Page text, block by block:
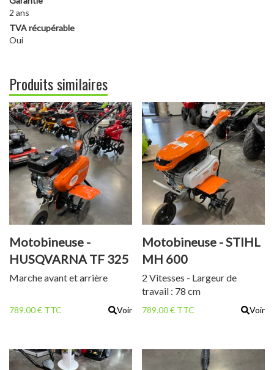
2 ans
TVA récupérable
Oui
Produits similaires
Motobineuse -
HUSQVARNA TF 325
Marche avant et arrière
789.00 € TTC Voir
Motobineuse - STIHL
MH 600
2 Vitesses - Largeur de
travail : 78 cm
789.00 € TTC Voir